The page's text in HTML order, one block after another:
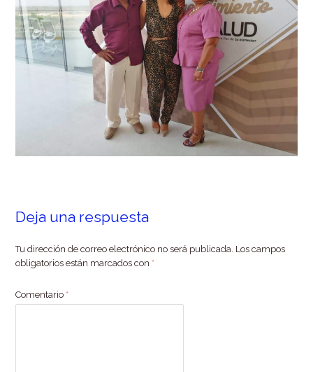
Deja una respuesta
Tu dirección de correo electrónico no será publicada. Los campos
obligatorios están marcados con *
Comentario *